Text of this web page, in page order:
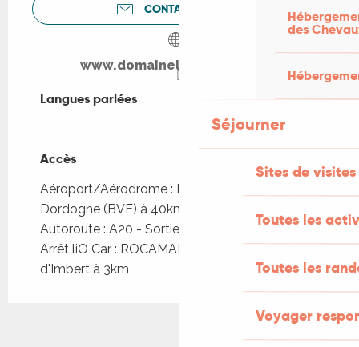
des
Séjourner
Sites de visites
Toutes les
Toutes les
Voyager
CONTACTEZ-NOUS
www.domainelagardelle.com
Langues parlées
Langues parlées
Accès
Accès
Aéroport/Aérodrome : Brive, Vallée de la
Dordogne (BVE) à 40km
Autoroute : A20 - Sortie 54,55 ou 56
Arrêt liO Car : ROCAMADOUR - Ferme Borie
d'Imbert à 3km